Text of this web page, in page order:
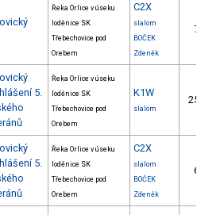
Řeka Orlice v úseku
loděnice SK
Třebechovice pod
Orebem
C2X
slalom
BOČEK
Zdeněk
7.
5.
Řeka Orlice v úseku
loděnice SK
Třebechovice pod
Orebem
K1W
slalom
25.
5.
Řeka Orlice v úseku
loděnice SK
Třebechovice pod
Orebem
C2X
slalom
BOČEK
Zdeněk
6.